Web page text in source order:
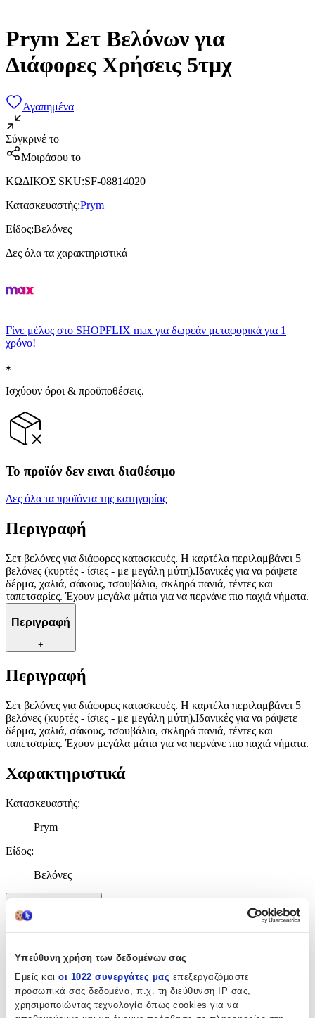
Υπεύθυνη χρήση των δεδομένων σας
Εμείς και οι 1022 συνεργάτες μας επεξεργαζόμαστε
προσωπικά σας δεδομένα, π.χ. τη διεύθυνση IP σας,
χρησιμοποιώντας τεχνολογία όπως cookies για να
Prym Σετ Βελόνων για
Διάφορες Χρήσεις 5τμχ
Αγαπημένα
Σύγκρινέ το
Μοιράσου το
ΚΩΔΙΚΟΣ SKU:SF-08814020
Κατασκευαστής:Prym
Είδος:Βελόνες
Δες όλα τα χαρακτηριστικά
Γίνε μέλος στο SHOPFLIX max για δωρεάν μεταφορικά για 1
χρόνο!
Ισχύουν όροι & προϋποθέσεις.
Το προϊόν δεν ειναι διαθέσιμο
Δες όλα τα προϊόντα της κατηγορίας
Περιγραφή
Σετ βελόνες για διάφορες κατασκευές. Η καρτέλα περιλαμβάνει 5
βελόνες (κυρτές - ίσιες - με μεγάλη μύτη).Ιδανικές για να ράψετε
δέρμα, χαλιά, σάκους, τσουβάλια, σκληρά πανιά, τέντες και
ταπετσαρίες. Έχουν μεγάλα μάτια για να περνάνε πιο παχιά νήματα.
Περιγραφή
+
Περιγραφή
Σετ βελόνες για διάφορες κατασκευές. Η καρτέλα περιλαμβάνει 5
βελόνες (κυρτές - ίσιες - με μεγάλη μύτη).Ιδανικές για να ράψετε
δέρμα, χαλιά, σάκους, τσουβάλια, σκληρά πανιά, τέντες και
ταπετσαρίες. Έχουν μεγάλα μάτια για να περνάνε πιο παχιά νήματα.
Χαρακτηριστικά
Κατασκευαστής:
Prym
Είδος:
Βελόνες
Χαρακτηριστικά
+
Χαρακτηριστικά
Κατασκευαστής: